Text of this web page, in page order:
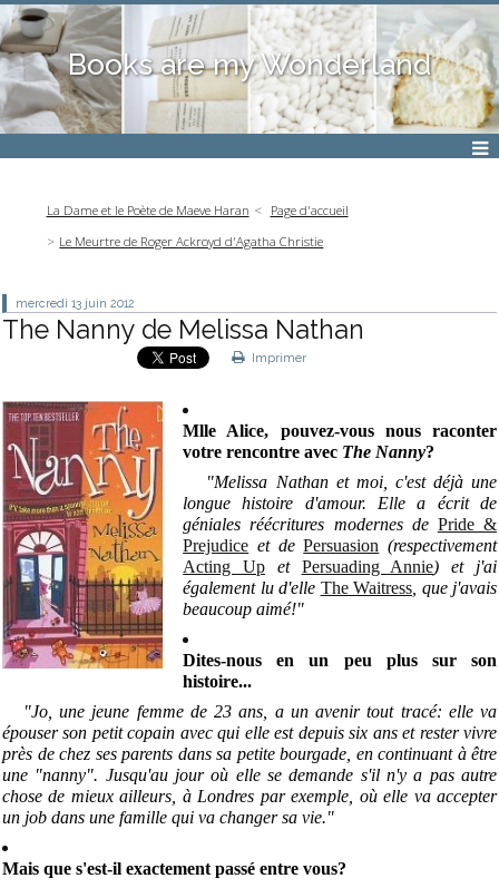
Books are my Wonderland
La Dame et le Poète de Maeve Haran
Page d'accueil
Le Meurtre de Roger Ackroyd d'Agatha Christie
mercredi 13 juin 2012
The Nanny de Melissa Nathan
Imprimer
Mlle Alice, pouvez-vous nous raconter
votre rencontre avec The Nanny?
"Melissa Nathan et moi, c'est déjà une
longue histoire d'amour. Elle a écrit de
géniales réécritures modernes de Pride &
Prejudice et dePersuasion (respectivement
Acting Up et Persuading Annie) et j'ai
également lu d'elle The Waitress , que j'avais
beaucoup aimé!"
Dites-nous en un peu plus sur son
histoire...
"Jo, une jeune femme de 23 ans, a un avenir tout tracé: elle va
épouser son petit copain avec qui elle est depuis six ans et rester vivre
près de chez ses parents dans sa petite bourgade, en continuant à être
une "nanny". Jusqu'au jour où elle se demande s'il n'y a pas autre
chose de mieux ailleurs, à Londres par exemple, où elle va accepter
un job dans une famille qui va changer sa vie."
Mais que s'est-il exactement passé entre vous?